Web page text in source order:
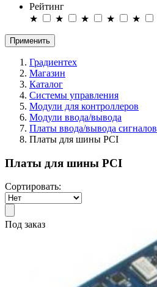
Рейтинг
★
★ ★ ★ ★
Применить
Градиентех
Магазин
Каталог
Системы управления
Модули для контроллеров
Модули ввода/вывода
Платы ввода/вывода сигналов
Платы для шины PCI
Платы для шины PCI
Сортировать:
Под заказ